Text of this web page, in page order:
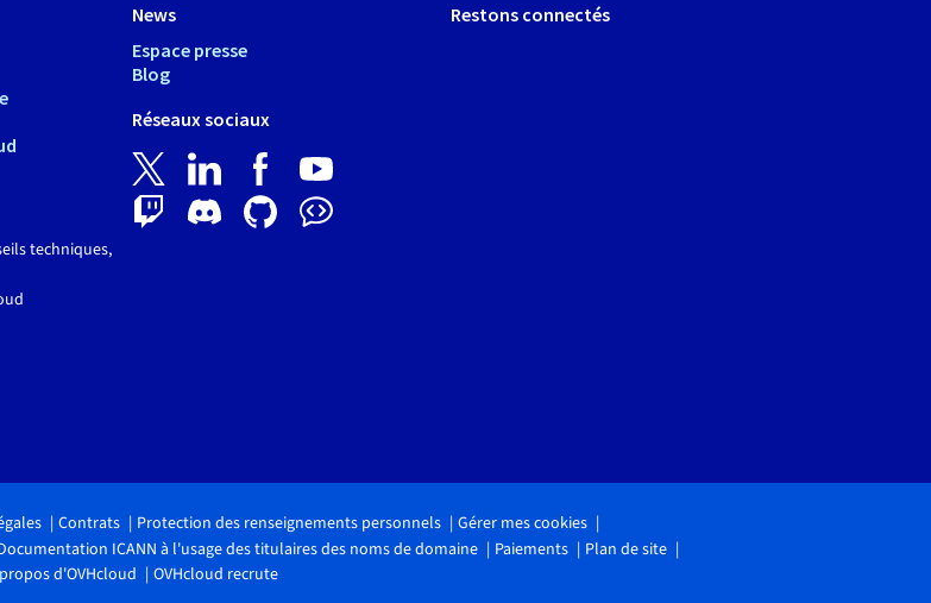
techniques,
News
Espace presse
Blog
Réseaux sociaux
Restons connectés
Contrats Protection des renseignements personnels
Gérer mes cookies
ICANN à l'usage des titulaires des noms de domaine Paiements
Plan de site
d'OVHcloud
OVHcloud recrute